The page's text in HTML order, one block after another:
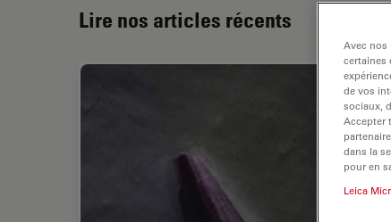
Lire nos articles récents
Avec nos
certaines
de vos
sociaux,
Accepter
dans la
pour en
Leica